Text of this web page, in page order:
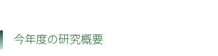
今年度の研究概要